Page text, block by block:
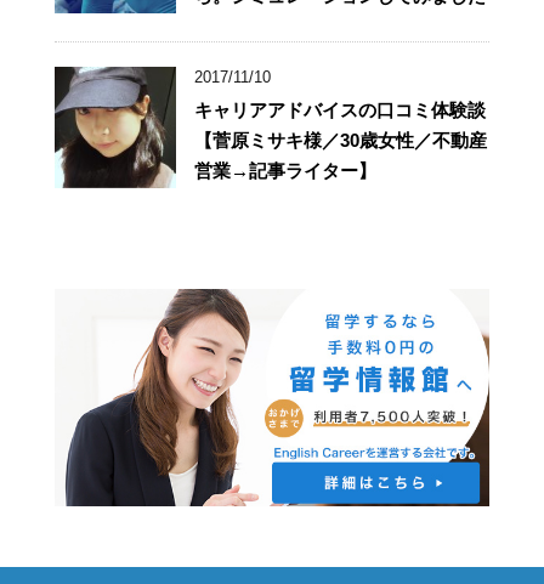
2017/11/10
キャリアアドバイスの口コミ体験談
【菅原ミサキ様／30歳女性／不動産
営業→記事ライター】